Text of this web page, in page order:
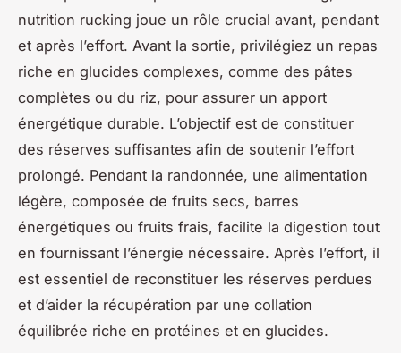
nutrition rucking joue un rôle crucial avant, pendant
et après l’effort. Avant la sortie, privilégiez un repas
riche en glucides complexes, comme des pâtes
complètes ou du riz, pour assurer un apport
énergétique durable. L’objectif est de constituer
des réserves suffisantes afin de soutenir l’effort
prolongé. Pendant la randonnée, une alimentation
légère, composée de fruits secs, barres
énergétiques ou fruits frais, facilite la digestion tout
en fournissant l’énergie nécessaire. Après l’effort, il
est essentiel de reconstituer les réserves perdues
et d’aider la récupération par une collation
équilibrée riche en protéines et en glucides.